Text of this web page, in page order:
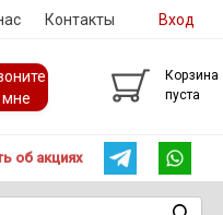
Контакты Вход
мне
Корзина
пуста
об акциях